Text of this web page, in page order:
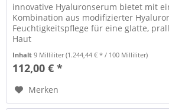
innovative Hyaluronserum bietet mit
Kombination aus modifizierter
Feuchtigkeitspflege für eine glatte,
Haut
Inhalt9 Milliliter(1.244,44 € * / 100 Milliliter)
112,00 € *
Merken